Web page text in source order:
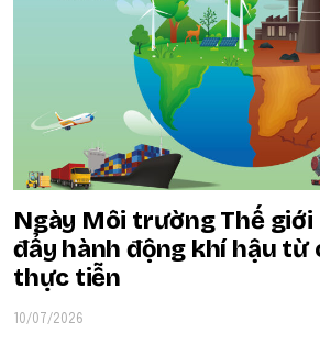
Ngày Môi trường Thế
đẩy hành động khí hậu từ
thực tiễn
10/07/2026